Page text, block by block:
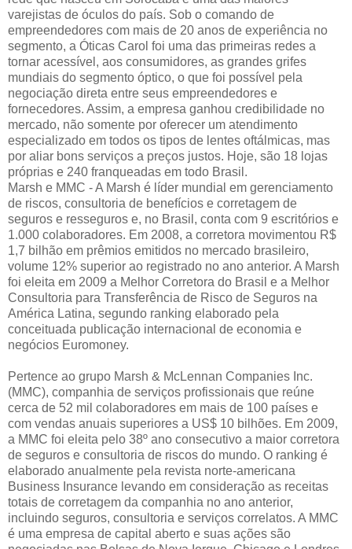
varejistas de óculos do país. Sob o comando de
empreendedores com mais de 20 anos de experiência no
segmento, a Óticas Carol foi uma das primeiras redes a
tornar acessível, aos consumidores, as grandes grifes
mundiais do segmento óptico, o que foi possível pela
negociação direta entre seus empreendedores e
fornecedores. Assim, a empresa ganhou credibilidade no
mercado, não somente por oferecer um atendimento
especializado em todos os tipos de lentes oftálmicas, mas
por aliar bons serviços a preços justos. Hoje, são 18 lojas
próprias e 240 franqueadas em todo Brasil.
Marsh e MMC - A Marsh é líder mundial em gerenciamento
de riscos, consultoria de benefícios e corretagem de
seguros e resseguros e, no Brasil, conta com 9 escritórios e
1.000 colaboradores. Em 2008, a corretora movimentou R$
1,7 bilhão em prêmios emitidos no mercado brasileiro,
volume 12% superior ao registrado no ano anterior. A Marsh
foi eleita em 2009 a Melhor Corretora do Brasil e a Melhor
Consultoria para Transferência de Risco de Seguros na
América Latina, segundo ranking elaborado pela
conceituada publicação internacional de economia e
negócios Euromoney.
Pertence ao grupo Marsh & McLennan Companies Inc.
(MMC), companhia de serviços profissionais que reúne
cerca de 52 mil colaboradores em mais de 100 países e
com vendas anuais superiores a US$ 10 bilhões. Em 2009,
a MMC foi eleita pelo 38º ano consecutivo a maior corretora
de seguros e consultoria de riscos do mundo. O ranking é
elaborado anualmente pela revista norte-americana
Business Insurance levando em consideração as receitas
totais de corretagem da companhia no ano anterior,
incluindo seguros, consultoria e serviços correlatos. A MMC
é uma empresa de capital aberto e suas ações são